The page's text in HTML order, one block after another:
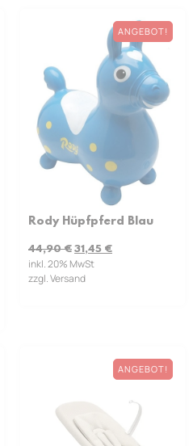
ANGEBOT!
Rody Hüpfpferd Blau
44,90€ 31,45 €
inkl. 20% MwSt
zzgl. Versand
ANGEBOT!